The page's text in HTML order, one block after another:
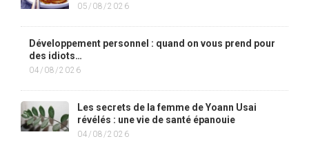
05/08/2026
Développement personnel : quand on vous prend pour
des idiots…
04/08/2026
Les secrets de la femme de Yoann Usai
révélés : une vie de santé épanouie
04/08/2026